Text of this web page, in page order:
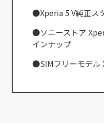
●Xperia 5 V純正ス
●ソニーストア
インナップ
●SIMフリーモデル